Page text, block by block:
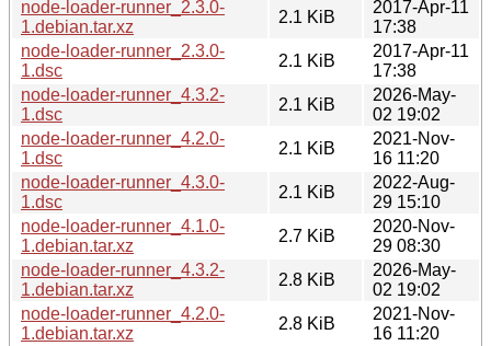
node-loader-runner_2.3.0-
1.debian.tar.xz
2.1 KiB
2017-Apr-11
17:38
node-loader-runner_2.3.0-
1.dsc
2.1 KiB
2017-Apr-11
17:38
node-loader-runner_4.3.2-
1.dsc
2.1 KiB
2026-May-
02 19:02
node-loader-runner_4.2.0-
1.dsc
2.1 KiB
2021-Nov-
16 11:20
node-loader-runner_4.3.0-
1.dsc
2.1 KiB
2022-Aug-
29 15:10
node-loader-runner_4.1.0-
1.debian.tar.xz
2.7 KiB
2020-Nov-
29 08:30
node-loader-runner_4.3.2-
1.debian.tar.xz
2.8 KiB
2026-May-
02 19:02
node-loader-runner_4.2.0-
1.debian.tar.xz
2.8 KiB
2021-Nov-
16 11:20